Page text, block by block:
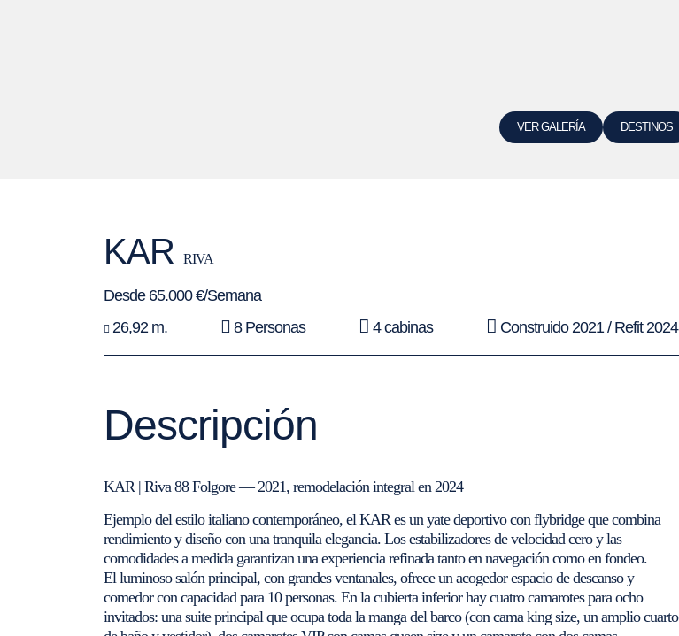
VER GALERÍA DESTINOS
KAR RIVA
Desde 65.000 €/Semana
26,92 m.
8 Personas 4 cabinas Construido 2021 / Refit 2024
Descripción
KAR | Riva 88 Folgore — 2021, remodelación integral en 2024
Ejemplo del estilo italiano contemporáneo, el KAR es un yate deportivo con flybridge que combina
rendimiento y diseño con una tranquila elegancia. Los estabilizadores de velocidad cero y las
comodidades a medida garantizan una experiencia refinada tanto en navegación como en fondeo.
El luminoso salón principal, con grandes ventanales, ofrece un acogedor espacio de descanso y
comedor con capacidad para 10 personas. En la cubierta inferior hay cuatro camarotes para ocho
invitados: una suite principal que ocupa toda la manga del barco (con cama king size, un amplio cuarto